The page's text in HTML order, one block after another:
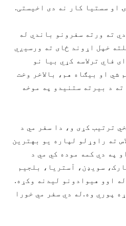
او سستيا کار نه دی اخيستی.
ته ورته سفرونو باندي له
خپل اړوند ځای ته ورسيږي
فاي ترلاسه کړي بيا نو
شي او بيګاه هم، بالاخر وخت
د بيرته ستنيدو په موخه
ترتيب کړی و، دا سفر مي د
ته راوړلو لپاره يو بهترين
په دي کمه موده کي مي د
سويډن، آستريا، بلجيم
اوو هيوادونو ليدنه وکړه.
پوري وه.له دي سفر مي خورا